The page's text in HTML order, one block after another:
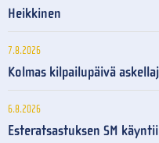
Heikkinen
7.8.2026
Kolmas kilpailupäivä
6.8.2026
Esteratsastuksen SM